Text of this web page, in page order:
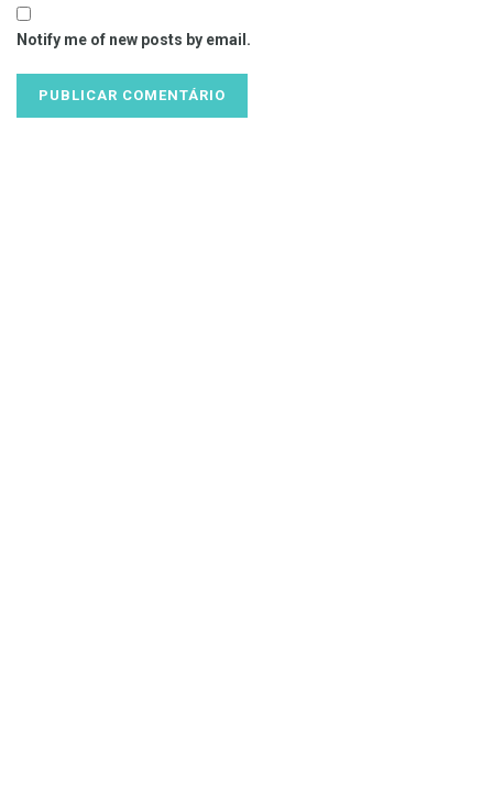
Notify me of new posts by email.